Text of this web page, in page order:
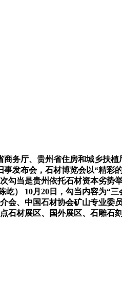
厅、贵州省住房和城乡扶植
事发布会，石材博览会以“精
勾当是贵州依托石材资本劣势
） 10月20日，勾当内容为“
、中国石材协会矿山专业委
石材展区、国外展区、石雕石